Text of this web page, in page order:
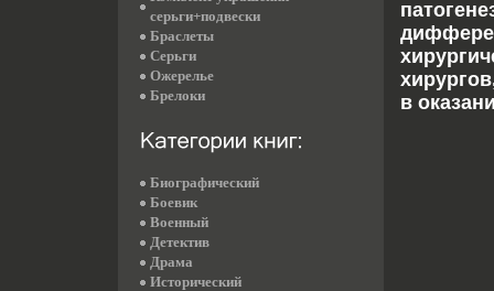
в
серьги+подвески
Браслеты
Серьги
Ожерелье
Брелоки
Биографический
Боевик
Военный
Детектив
Драма
Исторический